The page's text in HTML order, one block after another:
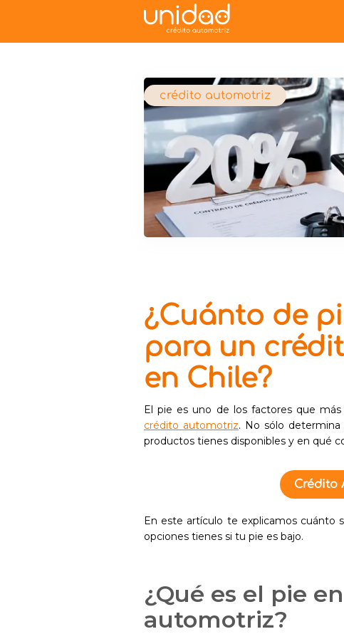
crédito automotriz
¿Cuánto de
para un
en Chile?
El pie es uno de los factores que
crédito automotriz. No sólo
productos tienes disponibles y en qué
Crédito
En este artículo te explicamos cuánto
opciones tienes si tu pie es bajo.
¿Qué es el pie
automotriz?